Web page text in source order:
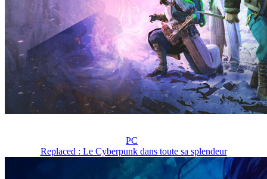
PC
Replaced : Le Cyberpunk dans toute sa splendeur